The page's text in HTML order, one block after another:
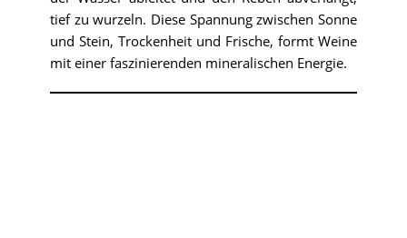
tief zu wurzeln. Diese Spannung zwischen Sonne
und Stein, Trockenheit und Frische, formt Weine
mit einer faszinierenden mineralischen Energie.